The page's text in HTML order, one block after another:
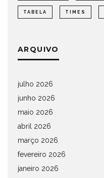
TABELA TIMES
ARQUIVO
julho 2026
junho 2026
maio 2026
abril 2026
março 2026
fevereiro 2026
janeiro 2026